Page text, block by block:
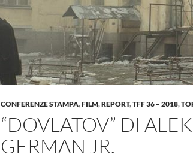
CONFERENZE STAMPA,FILM,REPORT,TFF 36 – 2018,
“DOVLATOV” DI
GERMAN JR.